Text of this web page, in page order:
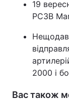
19
РСЗВ
2000 і
Вас також